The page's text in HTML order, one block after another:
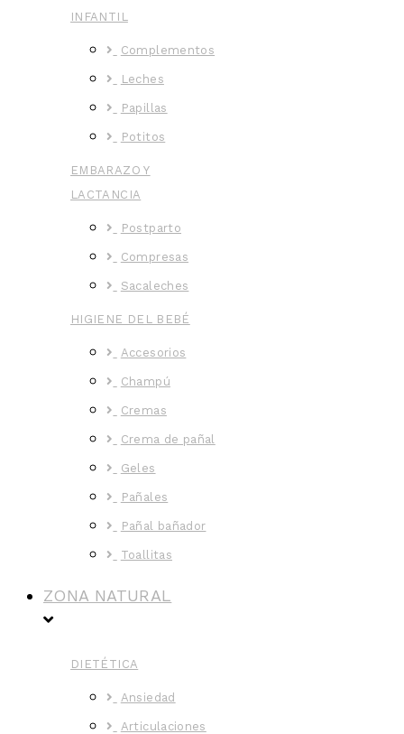
INFANTIL
Complementos
Leches
Papillas
Potitos
EMBARAZO Y
LACTANCIA
Postparto
Compresas
Sacaleches
HIGIENE DEL BEBÉ
Accesorios
Champú
Cremas
Crema de pañal
Geles
Pañales
Pañal bañador
Toallitas
ZONA NATURAL
DIETÉTICA
Ansiedad
Articulaciones